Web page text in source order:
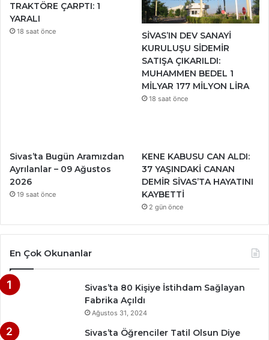
TRAKTÖRE ÇARPTI: 1
YARALI
18 saat önce
SİVAS’IN DEV SANAYİ
KURULUŞU SİDEMİR
SATIŞA ÇIKARILDI:
MUHAMMEN BEDEL 1
MİLYAR 177 MİLYON LİRA
18 saat önce
Sivas’ta Bugün Aramızdan
Ayrılanlar – 09 Ağustos
2026
19 saat önce
KENE KABUSU CAN ALDI:
37 YAŞINDAKİ CANAN
DEMİR SİVAS’TA HAYATINI
KAYBETTİ
2 gün önce
En Çok Okunanlar
Sivas’ta 80 Kişiye İstihdam Sağlayan
Fabrika Açıldı
Ağustos 31, 2024
Sivas’ta Öğrenciler Tatil Olsun Diye